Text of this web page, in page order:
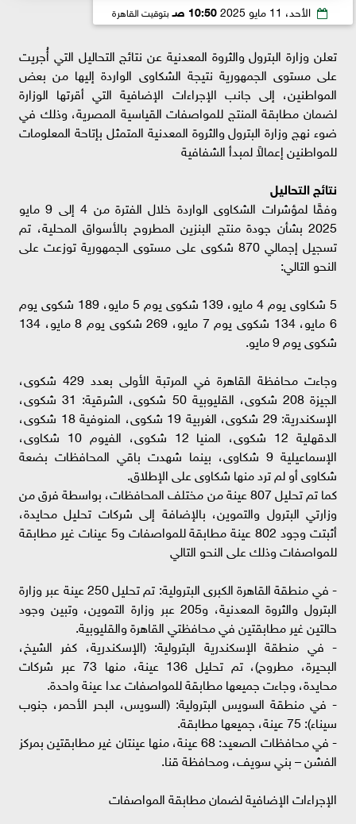
الأحد، 11 مايو 2025 10:50 صـ بتوقيت القاهرة
تعلن وزارة البترول والثروة المعدنية عن نتائج التحاليل التي أُجريت
على مستوى الجمهورية نتيجة الشكاوى الواردة إليها من بعض
المواطنين، إلى جانب الإجراءات الإضافية التي أقرتها الوزارة
لضمان مطابقة المنتج للمواصفات القياسية المصرية، وذلك في
ضوء نهج وزارة البترول والثروة المعدنية المتمثل بإتاحة المعلومات
للمواطنين إعمالاً لمبدأ الشفافية
نتائج التحاليل
وفقًا لمؤشرات الشكاوى الواردة خلال الفترة من 4 إلى 9 مايو
2025 بشأن جودة منتج البنزين المطروح بالأسواق المحلية، تم
تسجيل إجمالي 870 شكوى على مستوى الجمهورية توزعت على
النحو التالي:
5 شكاوى يوم 4 مايو، 139 شكوى يوم 5 مايو، 189 شكوى يوم
6 مايو، 134 شكوى يوم 7 مايو، 269 شكوى يوم 8 مايو، 134
شكوى يوم 9 مايو.
وجاءت محافظة القاهرة في المرتبة الأولى بعدد 429 شكوى،
الجيزة 208 شكوى، القليوبية 50 شكوى، الشرقية: 31 شكوى،
الإسكندرية: 29 شكوى، الغربية 19 شكوى، المنوفية 18 شكوى،
الدقهلية 12 شكوى، المنيا 12 شكوى، الفيوم 10 شكاوى،
الإسماعيلية 9 شكاوى، بينما شهدت باقي المحافظات بضعة
شكاوى أو لم ترد منها شكاوى على الإطلاق.
كما تم تحليل 807 عينة من مختلف المحافظات، بواسطة فرق من
وزارتي البترول والتموين، بالإضافة إلى شركات تحليل محايدة،
أثبتت وجود 802 عينة مطابقة للمواصفات و5 عينات غير مطابقة
للمواصفات وذلك على النحو التالي
- في منطقة القاهرة الكبرى البترولية: تم تحليل 250 عينة عبر وزارة
البترول والثروة المعدنية، و205 عبر وزارة التموين، وتبين وجود
حالتين غير مطابقتين في محافظتي القاهرة والقليوبية.
- في منطقة الإسكندرية البترولية: (الإسكندرية، كفر الشيخ،
البحيرة، مطروح)، تم تحليل 136 عينة، منها 73 عبر شركات
محايدة، وجاءت جميعها مطابقة للمواصفات عدا عينة واحدة.
- في منطقة السويس البترولية: (السويس، البحر الأحمر، جنوب
سيناء): 75 عينة، جميعها مطابقة.
- في محافظات الصعيد: 68 عينة، منها عينتان غير مطابقتين بمركز
الفشن – بني سويف، ومحافظة قنا.
الإجراءات الإضافية لضمان مطابقة المواصفات